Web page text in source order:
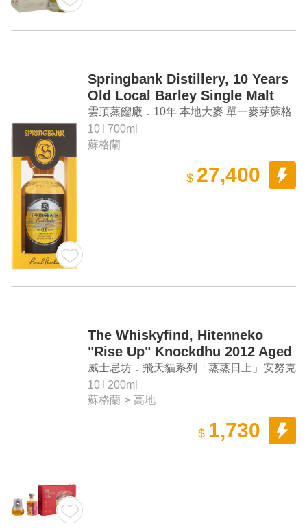
Springbank Distillery, 10 Years
Old Local Barley Single Malt
Scotch Whisky
雲頂蒸餾廠．10年 本地大麥 單一麥芽蘇格
蘭威士忌
10
700ml
蘇格蘭
$ 27,400
The Whiskyfind, Hitenneko
"Rise Up" Knockdhu 2012 Aged
10 Years Single Malt Scotch
Whisky (2023 New Year Gift
Box)
威士忌坊．飛天貓系列「蒸蒸日上」安努克
2012 10年單一麥芽蘇格蘭威士忌（2023兔
年禮盒）
10
200ml
蘇格蘭 > 高地
$ 1,730